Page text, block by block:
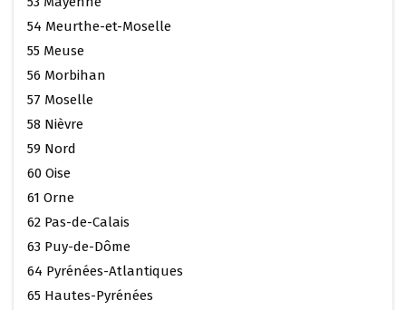
54 Meurthe-et-Moselle
55 Meuse
56 Morbihan
57 Moselle
58 Nièvre
59 Nord
60 Oise
61 Orne
62 Pas-de-Calais
63 Puy-de-Dôme
64 Pyrénées-Atlantiques
65 Hautes-Pyrénées